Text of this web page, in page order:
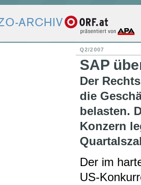
SAP
Q2/2007
Der
die
belasten.
Konzern
Der im
US-